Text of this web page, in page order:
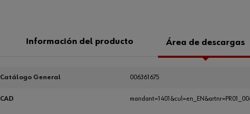
Información del producto Área de descargas
Catálogo General 006361675
CAD